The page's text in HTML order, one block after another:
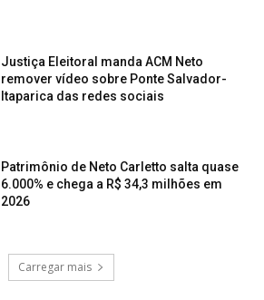
Justiça Eleitoral manda ACM Neto
remover vídeo sobre Ponte Salvador-
Itaparica das redes sociais
Patrimônio de Neto Carletto salta quase
6.000% e chega a R$ 34,3 milhões em
2026
Carregar mais